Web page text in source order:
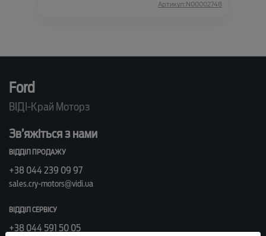
Артикул:N00002748
Ford
ВІДІ-Край Моторз
Зв’яжіться з нами
ВІДДІЛ ПРОДАЖУ
+38 044 239 09 97
sales.cry-motors@vidi.ua
ВІДДІЛ СЕРВІСУ
+38 044 591 50 05